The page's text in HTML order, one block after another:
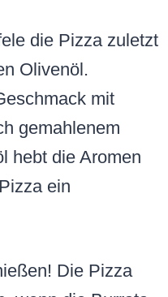
die Pizza zuletzt
Olivenöl.
mit
gemahlenem
hebt die Aromen
ein
Die Pizza